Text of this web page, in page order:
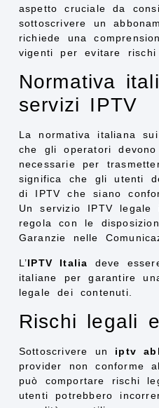
aspetto cruciale da
sottoscrivere un
richiede una
vigenti per evitare rischi
Normativa
servizi IPTV
La normativa italiana
che gli operatori
necessarie per
significa che gli utenti
di IPTV che siano
Un servizio IPTV
regola con le
Garanzie nelle
L’IPTV Italia deve
italiane per garantire
legale dei contenuti.
Rischi legali
Sottoscrivere un iptv
provider non conforme
può comportare rischi
utenti potrebbero